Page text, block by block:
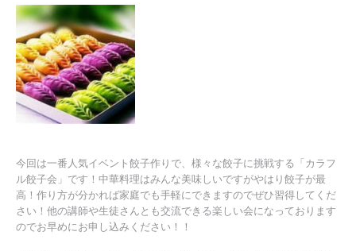
今回は一番人気イベント餃子作りで、様々な餃子に挑戦する「カラフ
ル餃子会」です！中華料理はみんな美味しいですがやはり餃子が最
高！作り方が分かれば家庭でも手軽にできますのでぜひ習得してくだ
さい！他の講師や生徒さんとも交流できる楽しい会になっております
のでお早めにお申し込みください！！